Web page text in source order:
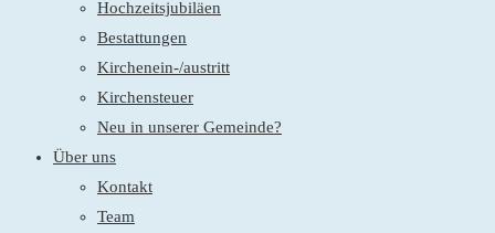
Hochzeitsjubiläen
Bestattungen
Kirchenein-/austritt
Kirchensteuer
Neu in unserer Gemeinde?
Über uns
Kontakt
Team